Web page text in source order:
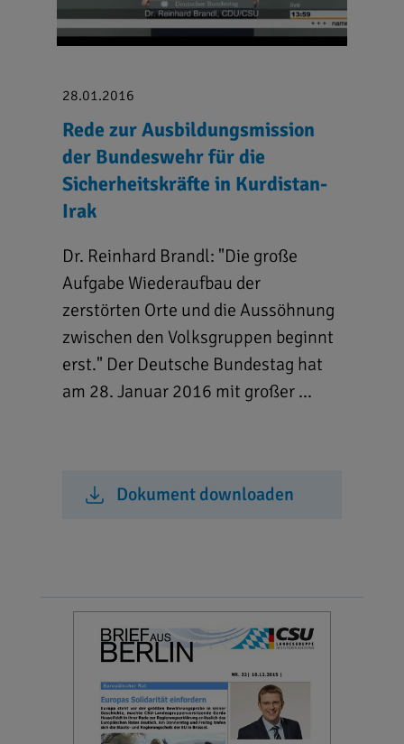
28.01.2016
Rede zur Ausbildungsmission
der Bundeswehr für die
Sicherheitskräfte in Kurdistan-
Irak
Dr. Reinhard Brandl: "Die große
Aufgabe Wiederaufbau der
zerstörten Orte und die Aussöhnung
zwischen den Volksgruppen beginnt
erst." Der Deutsche Bundestag hat
am 28. Januar 2016 mit großer ...
Dokument downloaden